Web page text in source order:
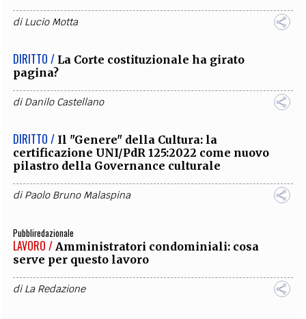
diLucio Motta
DIRITTO / La Corte costituzionale ha girato
pagina?
diDanilo Castellano
DIRITTO / Il "Genere" della Cultura: la
certificazione UNI/PdR 125:2022 come nuovo
pilastro della Governance culturale
diPaolo Bruno Malaspina
Pubbliredazionale
LAVORO / Amministratori condominiali: cosa
serve per questo lavoro
diLa Redazione